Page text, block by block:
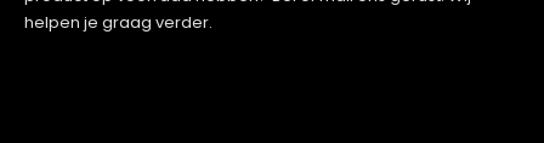
helpen je graag verder.